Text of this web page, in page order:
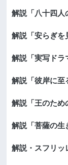
解説「八十四人
解説「安らぎを
解説「実写ドラ
解説「彼岸に至
解説「王のため
解説「菩薩の生
解説・スフリッ